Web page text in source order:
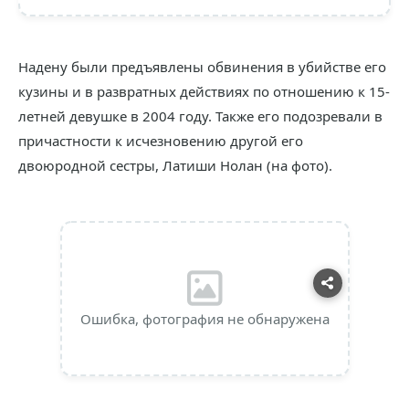
Надену были предъявлены обвинения в убийстве его
кузины и в развратных действиях по отношению к 15-
летней девушке в 2004 году. Также его подозревали в
причастности к исчезновению другой его
двоюродной сестры, Латиши Нолан (на фото).
Ошибка, фотография не обнаружена